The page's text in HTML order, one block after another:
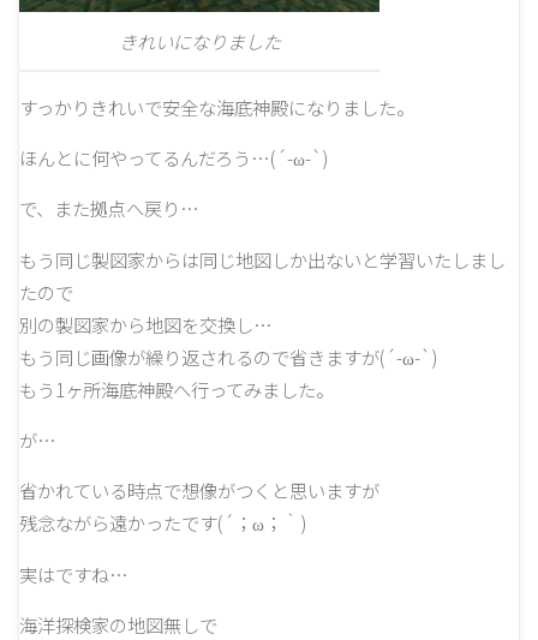
きれいになりました
すっかりきれいで安全な海底神殿になりました。
ほんとに何やってるんだろう…(´-ω-`)
で、また拠点へ戻り…
もう同じ製図家からは同じ地図しか出ないと学習いたしまし
たので
別の製図家から地図を交換し…
もう同じ画像が繰り返されるので省きますが(´-ω-`)
もう1ヶ所海底神殿へ行ってみました。
が…
省かれている時点で想像がつくと思いますが
残念ながら遠かったです(´；ω；｀)
実はですね…
海洋探検家の地図無しで